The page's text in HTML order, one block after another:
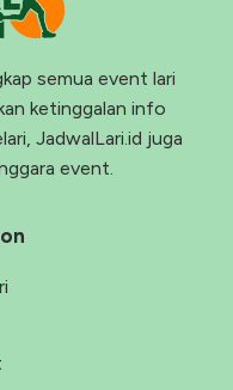
semua event lari
ketinggalan info
JadwalLari.id juga
event.